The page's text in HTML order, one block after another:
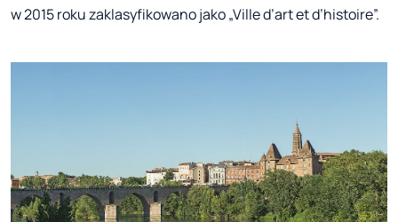
w 2015 roku zaklasyfikowano jako „Ville d’art et d’histoire”.